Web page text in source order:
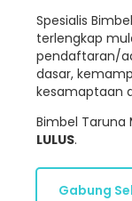
Spesialis
terlengkap
pendaftaran/
dasar,
kesamaptaan
Bimbel Taruna
LULUS.
Gabung